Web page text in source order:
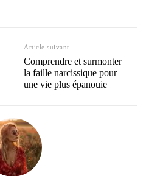
Article suivant
Comprendre et surmonter
la faille narcissique pour
une vie plus épanouie